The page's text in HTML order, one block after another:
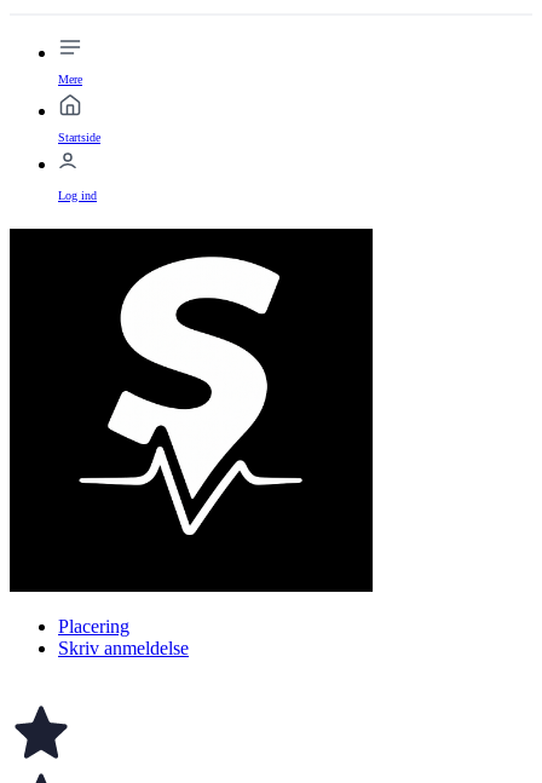
Mere
Startside
Log ind
Placering
Skriv anmeldelse